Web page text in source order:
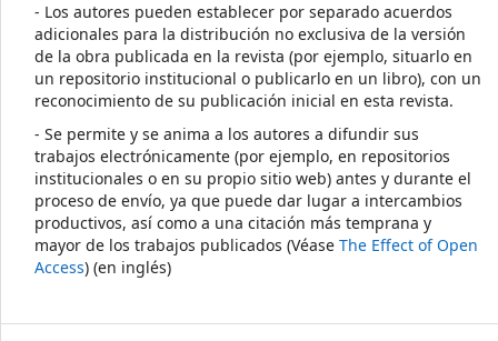
- Los autores pueden establecer por separado acuerdos
adicionales para la distribución no exclusiva de la versión
de la obra publicada en la revista (por ejemplo, situarlo en
un repositorio institucional o publicarlo en un libro), con un
reconocimiento de su publicación inicial en esta revista.
- Se permite y se anima a los autores a difundir sus
trabajos electrónicamente (por ejemplo, en repositorios
institucionales o en su propio sitio web) antes y durante el
proceso de envío, ya que puede dar lugar a intercambios
productivos, así como a una citación más temprana y
mayor de los trabajos publicados (Véase The Effect of Open
Access) (en inglés)